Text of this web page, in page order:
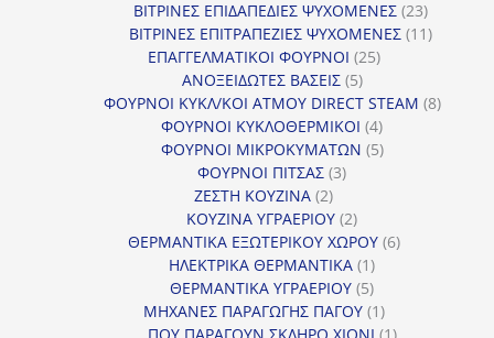
προϊόντα
ΒΙΤΡΙΝΕΣ ΕΠΙΔΑΠΕΔΙΕΣ ΨΥΧΟΜΕΝΕΣ 2323
προϊόντα
ΒΙΤΡΙΝΕΣ ΕΠΙΤΡΑΠΕΖΙΕΣ ΨΥΧΟΜΕΝΕΣ 1111
ΕΠΑΓΓΕΛΜΑΤΙΚΟΙ ΦΟΥΡΝΟΙ 2525
ΑΝΟΞΕΙΔΩΤΕΣ ΒΑΣΕΙΣ 55
προϊόντα
ΦΟΥΡΝΟΙ ΚΥΚΛ/ΚΟΙ ΑΤΜΟΥ DIRECT STEAM 88
ΦΟΥΡΝΟΙ ΚΥΚΛΟΘΕΡΜΙΚΟΙ 44
προϊόντα
ΦΟΥΡΝΟΙ ΜΙΚΡΟΚΥΜΑΤΩΝ 55
ΦΟΥΡΝΟΙ ΠΙΤΣΑΣ 33
ΖΕΣΤΗ ΚΟΥΖΙΝΑ 22
προϊόντα
ΚΟΥΖΙΝΑ ΥΓΡΑΕΡΙΟΥ 22
προϊόντα
ΘΕΡΜΑΝΤΙΚΑ ΕΞΩΤΕΡΙΚΟΥ ΧΩΡΟΥ 66
ΗΛΕΚΤΡΙΚΑ ΘΕΡΜΑΝΤΙΚΑ 11
προϊόν
ΘΕΡΜΑΝΤΙΚΑ ΥΓΡΑΕΡΙΟΥ 55
προϊόντα
ΜΗΧΑΝΕΣ ΠΑΡΑΓΩΓΗΣ ΠΑΓΟΥ 11
προϊόν
ΠΟΥ ΠΑΡΑΓΟΥΝ ΣΚΛΗΡΟ ΧΙΟΝΙ 11